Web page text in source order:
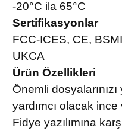
-20°C ila 65°C
Sertifikasyonlar
FCC-ICES, CE,
UKCA
Ürün Özellikleri
Önemli dosyalarınızı
yardımcı olacak ince
Fidye yazılımına